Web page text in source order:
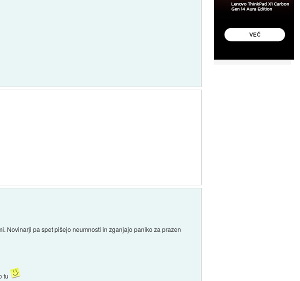
Novinarji pa spet pišejo neumnosti in zganjajo paniko za prazen
tu